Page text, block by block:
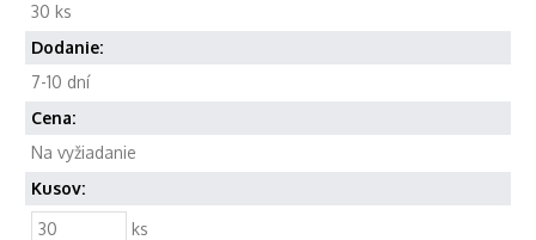
30 ks
Dodanie:
7-10 dní
Cena:
Na vyžiadanie
Kusov:
ks